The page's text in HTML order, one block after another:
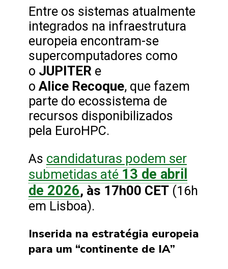
Entre os sistemas atualmente
integrados na infraestrutura
europeia encontram-se
supercomputadores como
o JUPITER e
oAlice Recoque, que fazem
parte do ecossistema de
recursos disponibilizados
pela EuroHPC.
As candidaturas podem ser
submetidas até 13 de abril
de 2026, às 17h00 CET (16h
em Lisboa).
Inserida na estratégia europeia
para um “continente de IA”